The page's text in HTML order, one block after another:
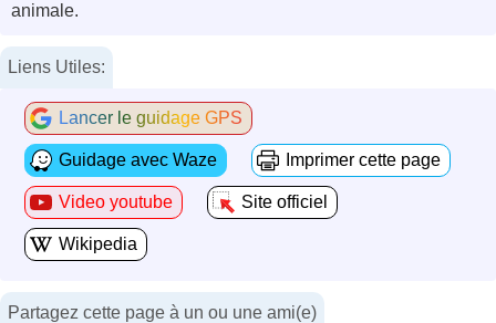
animale.
Liens Utiles:
Lancer le guidage GPS
Guidage avec Waze Imprimer cette page
Video youtube Site officiel
Wikipedia
Partagez cette page à un ou une ami(e)